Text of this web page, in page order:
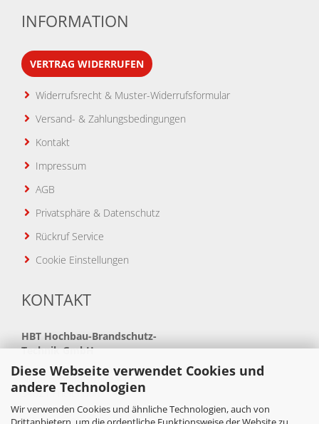
Diese Webseite verwendet Cookies und
andere Technologien
Wir verwenden Cookies und ähnliche Technologien, auch von
INFORMATION
VERTRAG WIDERRUFEN
Widerrufsrecht & Muster-Widerrufsformular
Versand- & Zahlungsbedingungen
Kontakt
Impressum
AGB
Privatsphäre & Datenschutz
Rückruf Service
Cookie Einstellungen
KONTAKT
HBT Hochbau-Brandschutz-
Technik GmbH
Neue Bahnhofstraße 41
34621 Frielendorf